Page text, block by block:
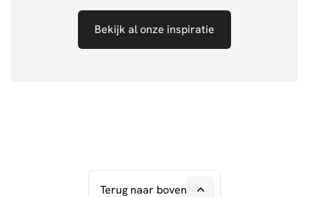
Bekijk al onze inspiratie
Terug naar boven